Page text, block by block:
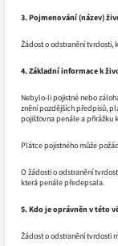
3. Pojmenování (název)
Žádost o odstranění
4. Základní informace k
Nebylo-li pojistné nebo
znění pozdějších předpisů,
pojišťovna penále a přirážku
Plátce pojistného může
O žádosti o odstranění
která penále předepsala.
5. Kdo je oprávněn v této
Žádost o odstranění tvrdosti